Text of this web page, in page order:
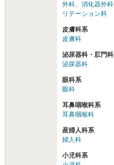
外科、 消化器外科
リテーション科
皮膚科系
皮膚科
泌尿器科・肛門
泌尿器科
眼科系
眼科
耳鼻咽喉科系
耳鼻咽喉科
産婦人科系
婦人科
小児科系